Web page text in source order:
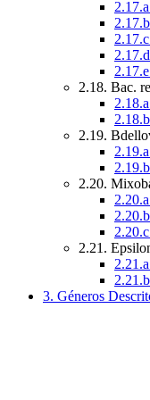
2.18. Bac.
2.19.
2.20.
2.21.
3. Géneros